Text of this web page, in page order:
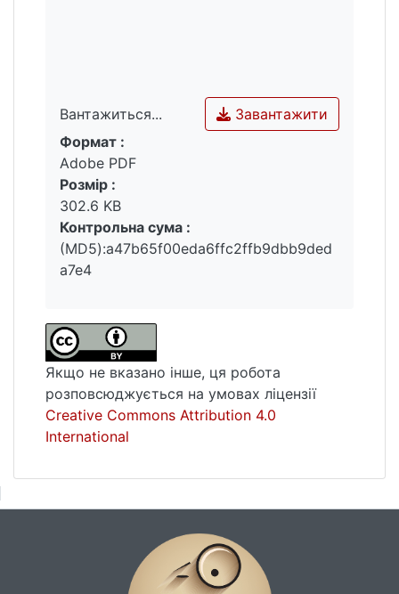
Вантажиться...
Вантажиться...
Завантажити
Формат :
Adobe PDF
Розмір :
302.6 KB
Контрольна сума :
(MD5):a47b65f00eda6ffc2ffb9dbb9ded
a7e4
Якщо не вказано інше, ця робота
розповсюджується на умовах ліцензії
Creative Commons Attribution 4.0
International